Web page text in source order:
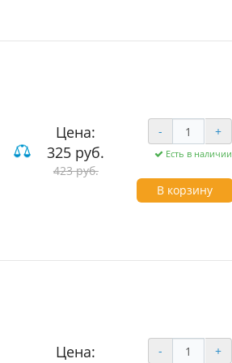
Цена:
325 руб.
423 руб.
- +
Есть в наличии
В корзину
Цена:
- +